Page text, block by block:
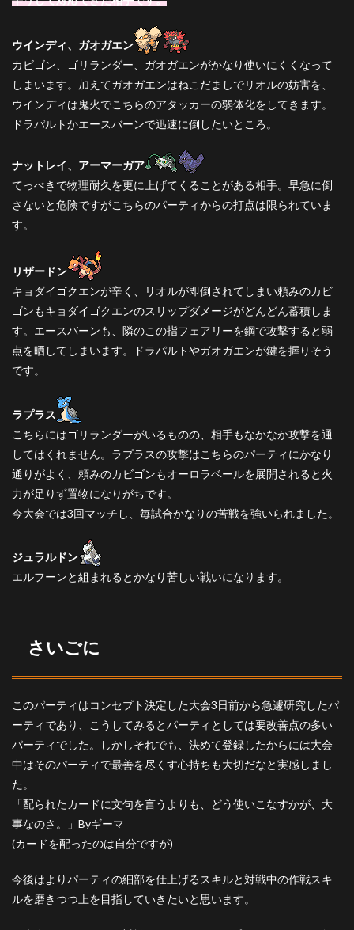
ウインディ、ガオガエン
カビゴン、ゴリランダー、ガオガエンがかなり使いにくくなって
しまいます。加えてガオガエンはねこだましでリオルの妨害を、
ウインディは鬼火でこちらのアタッカーの弱体化をしてきます。
ドラパルトかエースバーンで迅速に倒したいところ。
ナットレイ、アーマーガア
てっぺきで物理耐久を更に上げてくることがある相手。早急に倒
さないと危険ですがこちらのパーティからの打点は限られていま
す。
リザードン
キョダイゴクエンが辛く、リオルが即倒されてしまい頼みのカビ
ゴンもキョダイゴクエンのスリップダメージがどんどん蓄積しま
す。エースバーンも、隣のこの指フェアリーを鋼で攻撃すると弱
点を晒してしまいます。ドラパルトやガオガエンが鍵を握りそう
です。
ラプラス
こちらにはゴリランダーがいるものの、相手もなかなか攻撃を通
してはくれません。ラプラスの攻撃はこちらのパーティにかなり
通りがよく、頼みのカビゴンもオーロラベールを展開されると火
力が足りず置物になりがちです。
今大会では3回マッチし、毎試合かなりの苦戦を強いられました。
ジュラルドン
エルフーンと組まれるとかなり苦しい戦いになります。
さいごに
このパーティはコンセプト決定した大会3日前から急遽研究したパ
ーティであり、こうしてみるとパーティとしては要改善点の多い
パーティでした。しかしそれでも、決めて登録したからには大会
中はそのパーティで最善を尽くす心持ちも大切だなと実感しまし
た。
「配られたカードに文句を言うよりも、どう使いこなすかが、大
事なのさ。」Byギーマ
(カードを配ったのは自分ですが)
今後はよりパーティの細部を仕上げるスキルと対戦中の作戦スキ
ルを磨きつつ上を目指していきたいと思います。